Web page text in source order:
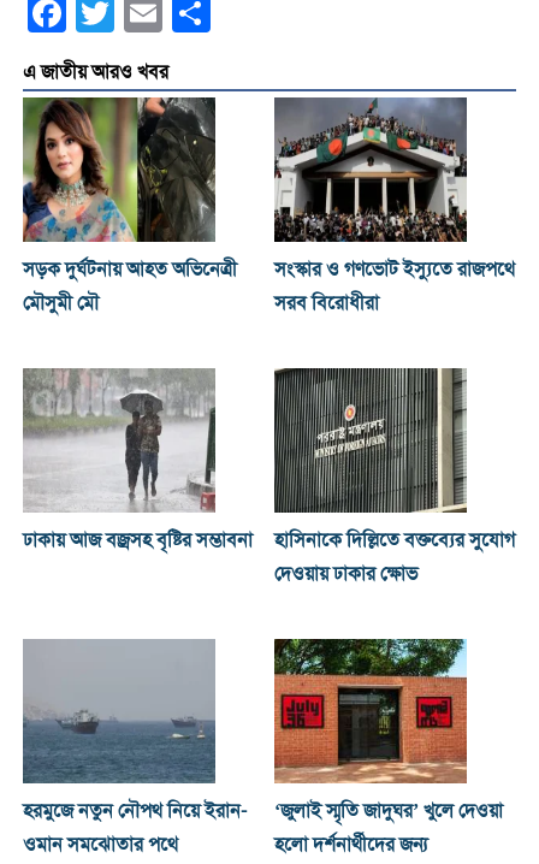
Facebook
Twitter Email
এ জাতীয় আরও খবর
সড়ক দুর্ঘটনায় আহত অভিনেত্রী
মৌসুমী মৌ
সংস্কার ও গণভোট ইস্যুতে রাজপথে
সরব বিরোধীরা
ঢাকায় আজ বজ্রসহ বৃষ্টির সম্ভাবনা
হাসিনাকে দিল্লিতে বক্তব্যের সুযোগ
দেওয়ায় ঢাকার ক্ষোভ
হরমুজে নতুন নৌপথ নিয়ে ইরান-
ওমান সমঝোতার পথে
‘জুলাই স্মৃতি জাদুঘর’ খুলে দেওয়া
হলো দর্শনার্থীদের জন্য